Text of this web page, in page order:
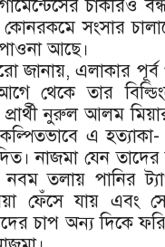
চাকরিও
সংসার
আছে।
জানায়, এলাকার
থেকে তার
প্রার্থী নুরুল আলম
এ
নাজমা যেন তাদের
নবম তলায় পানির
ফেঁসে যায় এবং
চাপ অন্য দিকে